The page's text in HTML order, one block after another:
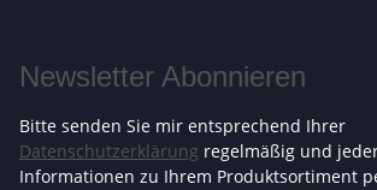
Newsletter Abonnieren
Bitte senden Sie mir entsprechend Ihrer
Datenschutzerklärung regelmäßig und
Informationen zu Ihrem Produktsortiment